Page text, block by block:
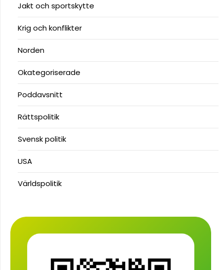
Jakt och sportskytte
Krig och konflikter
Norden
Okategoriserade
Poddavsnitt
Rättspolitik
Svensk politik
USA
Världspolitik